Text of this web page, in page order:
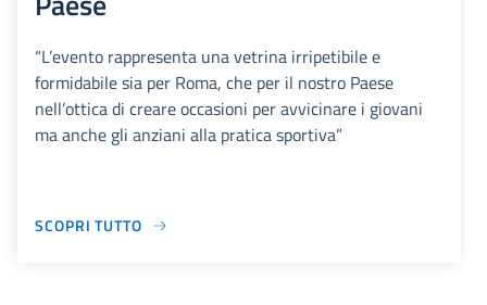
“L’evento rappresenta una vetrina irripetibile e
formidabile sia per Roma, che per il nostro Paese
nell’ottica di creare occasioni per avvicinare i giovani
ma anche gli anziani alla pratica sportiva”
SCOPRI TUTTO